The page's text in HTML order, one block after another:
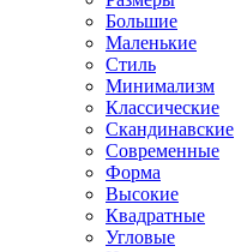
Большие
Маленькие
Стиль
Минимализм
Классические
Скандинавские
Современные
Форма
Высокие
Квадратные
Угловые